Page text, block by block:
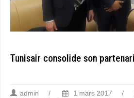
Tunisair consolide son
admin / 1 mars 2017 /